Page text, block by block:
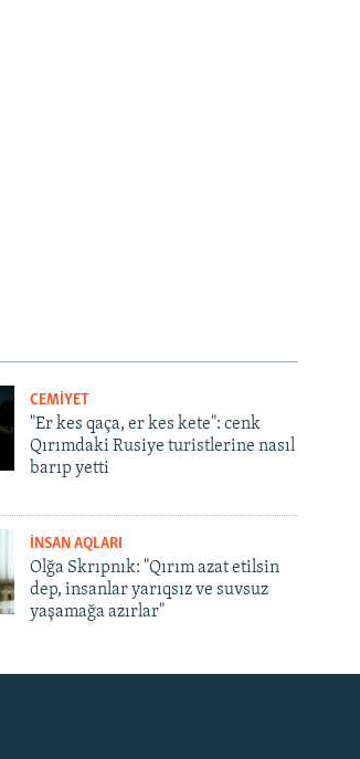
CEMİYET
"Er kes qaça, er kes kete": cenk
Qırımdaki Rusiye turistlerine nasıl
barıp yetti
İNSAN AQLARI
Olğa Skrıpnık: "Qırım azat etilsin
dep, insanlar yarıqsız ve suvsuz
yaşamağa azırlar"